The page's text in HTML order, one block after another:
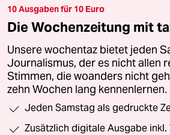
10 Ausgaben für 10 Euro
Die Wochenzeitung mit
Unsere wochentaz bietet jeden
Journalismus, der es nicht allen
Stimmen, die woanders nicht
zehn Wochen lang kennenlernen.
Jeden Samstag als gedruckte
Zusätzlich digitale Ausgabe